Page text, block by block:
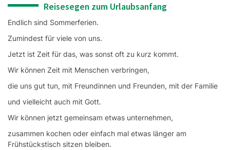
Reisesegen zum Urlaubsanfang
Endlich sind Sommerferien.
Zumindest für viele von uns.
Jetzt ist Zeit für das, was sonst oft zu kurz kommt.
Wir können Zeit mit Menschen verbringen,
die uns gut tun, mit Freundinnen und Freunden, mit der Familie
und vielleicht auch mit Gott.
Wir können jetzt gemeinsam etwas unternehmen,
zusammen kochen oder einfach mal etwas länger am
Frühstückstisch sitzen bleiben.